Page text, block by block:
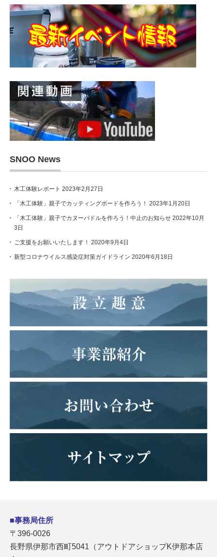
SNOO News
木工体験レポート 2023年2月27日
「木工体験」親子でカッティングボードを作ろう！ 2023年1月20日
「木工体験」親子でカヌーパドルを作ろう！中止のお知らせ 2022年10月
3日
ご支援をお願いいたします！ 2020年9月4日
新型コロナウイルス感染症対策ガイドライン 2020年6月18日
■事務局住所
〒396-0026
長野県伊那市西町5041（アウトドアショップK伊那本店